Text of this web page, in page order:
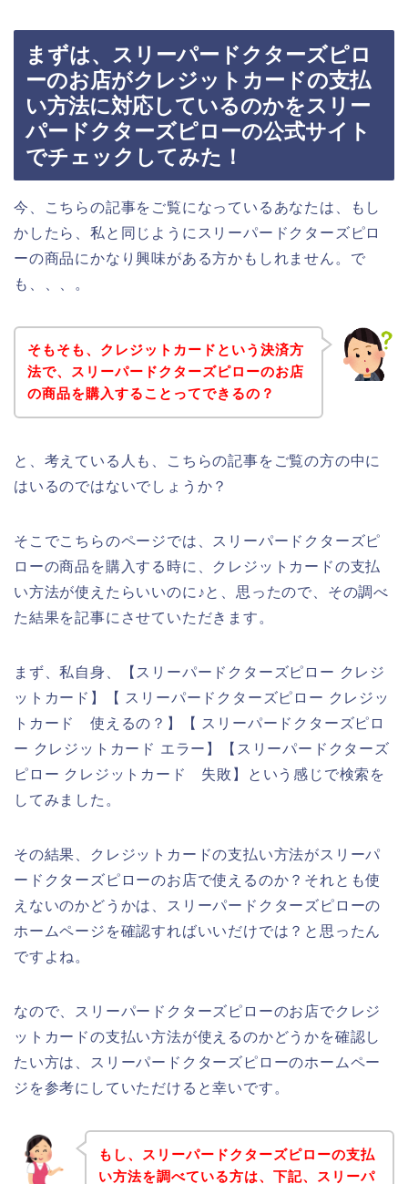
まずは、スリーパードクターズピロ
ーのお店がクレジットカードの支払
い方法に対応しているのかをスリー
パードクターズピローの公式サイト
でチェックしてみた！
今、こちらの記事をご覧になっているあなたは、もし
かしたら、私と同じようにスリーパードクターズピロ
ーの商品にかなり興味がある方かもしれません。で
も、、、。
そもそも、クレジットカードという決済方
法で、スリーパードクターズピローのお店
の商品を購入することってできるの？
と、考えている人も、こちらの記事をご覧の方の中に
はいるのではないでしょうか？
そこでこちらのページでは、スリーパードクターズピ
ローの商品を購入する時に、クレジットカードの支払
い方法が使えたらいいのに♪と、思ったので、その調べ
た結果を記事にさせていただきます。
まず、私自身、【スリーパードクターズピロー クレジ
ットカード】【 スリーパードクターズピロー クレジッ
トカード 使えるの？】【 スリーパードクターズピロ
ー クレジットカード エラー】【スリーパードクターズ
ピロー クレジットカード 失敗】という感じで検索を
してみました。
その結果、クレジットカードの支払い方法がスリーパ
ードクターズピローのお店で使えるのか？それとも使
えないのかどうかは、スリーパードクターズピローの
ホームページを確認すればいいだけでは？と思ったん
ですよね。
なので、スリーパードクターズピローのお店でクレジ
ットカードの支払い方法が使えるのかどうかを確認し
たい方は、スリーパードクターズピローのホームペー
ジを参考にしていただけると幸いです。
もし、スリーパードクターズピローの支払
い方法を調べている方は、下記、スリーパ